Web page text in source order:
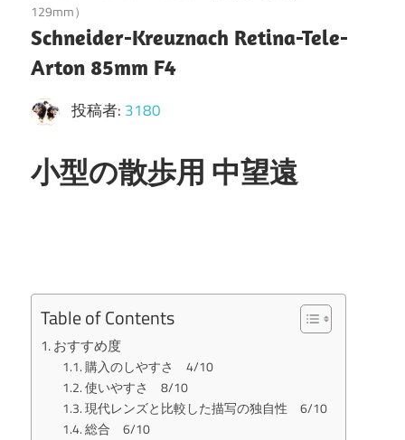
129mm）
Schneider-Kreuznach Retina-Tele-
Arton 85mm F4
投稿者: 3180
小型の散歩用 中望遠
Table of Contents
おすすめ度
購入のしやすさ 4/10
使いやすさ 8/10
現代レンズと比較した描写の独自性 6/10
総合 6/10